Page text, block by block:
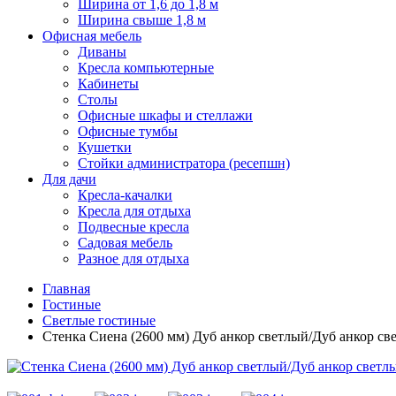
Ширина от 1,6 до 1,8 м
Ширина свыше 1,8 м
Офисная мебель
Диваны
Кресла компьютерные
Кабинеты
Столы
Офисные шкафы и стеллажи
Офисные тумбы
Кушетки
Стойки администратора (ресепшн)
Для дачи
Кресла-качалки
Кресла для отдыха
Подвесные кресла
Садовая мебель
Разное для отдыха
Главная
Гостиные
Светлые гостиные
Стенка Сиена (2600 мм) Дуб анкор светлый/Дуб анкор